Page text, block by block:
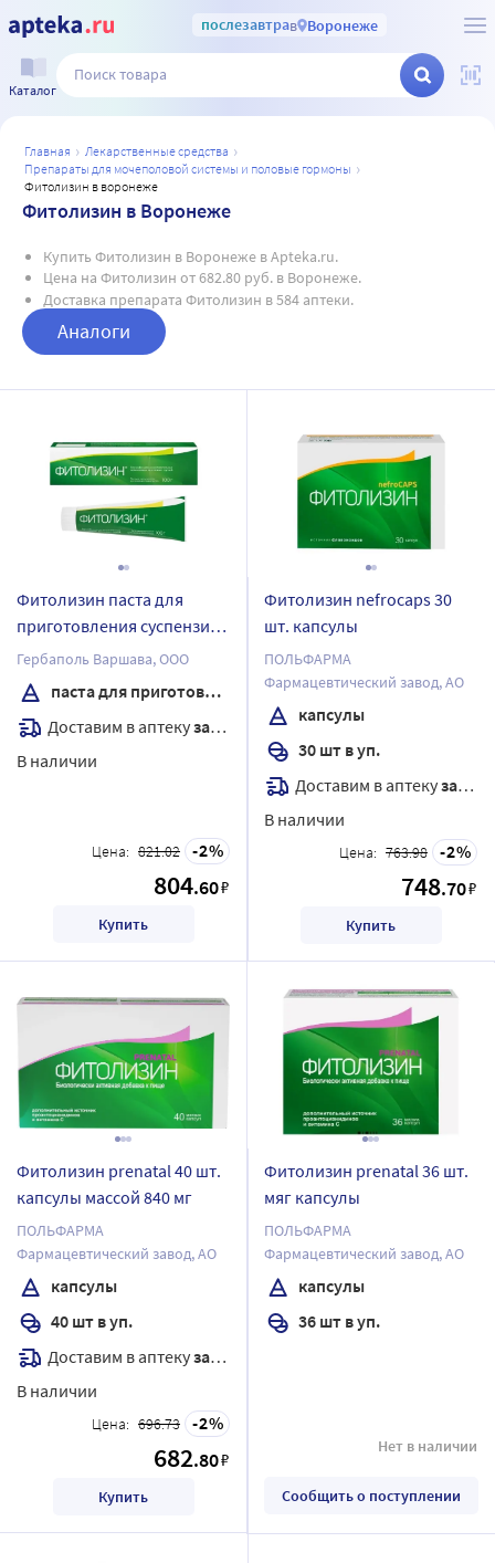
послезавтрав Воронеже
Каталог
главная
лекарственные средства
препараты для мочеполовой системы и половые гормоны
фитолизин в воронеже
Фитолизин в Воронеже
Купить Фитолизин в Воронеже в Apteka.ru.
Цена на Фитолизин от 682.80 руб. в Воронеже.
Доставка препарата Фитолизин в 584 аптеки.
Аналоги
Фитолизин паста для
приготовления суспензии
для приема внутрь 100 гр
Гербаполь Варшава, ООО
паста для приготовления суспензии для приема внутрь
Доставим в аптекузавтра
В наличии
Цена: 821.02 2
804.60₽
Купить
Фитолизин nefrocaps 30
шт. капсулы
ПОЛЬФАРМА
Фармацевтический завод, АО
капсулы
30 шт в уп.
Доставим в аптекузавтра
В наличии
Цена: 763.98 2
748.70₽
Купить
Фитолизин prenatal 40 шт.
капсулы массой 840 мг
ПОЛЬФАРМА
Фармацевтический завод, АО
капсулы
40 шт в уп.
Доставим в аптекузавтра
В наличии
Цена: 696.73 2
682.80₽
Купить
Фитолизин prenatal 36 шт.
мяг капсулы
ПОЛЬФАРМА
Фармацевтический завод, АО
капсулы
36 шт в уп.
Нет в наличии
Сообщить о поступлении